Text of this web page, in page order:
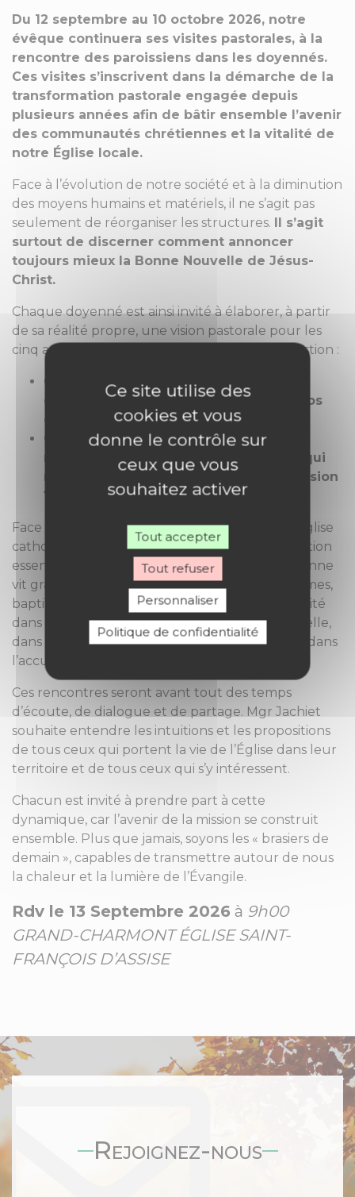
Du 12 septembre au 10 octobre 2026, notre
évêque continuera ses visites pastorales, à la
rencontre des paroissiens dans les doyennés.
Ces visites s’inscrivent dans la démarche de la
transformation pastorale engagée depuis
plusieurs années afin de bâtir ensemble l’avenir
des communautés chrétiennes et la vitalité de
notre Église locale.
Face à l’évolution de notre société et à la diminution
des moyens humains et matériels, il ne s’agit pas
seulement de réorganiser les structures. Il s’agit
surtout de discerner comment annoncer
toujours mieux la Bonne Nouvelle de Jésus-
Christ.
Chaque doyenné est ainsi invité à élaborer, à partir
de sa réalité propre, une vision pastorale pour les
cinq années à venir, autour d’une double question :
Comment faire grandir localement un
esprit missionnaire et fraternel dans nos
communautés ?
Comment renforcer les lieux de
rassemblement et de ressourcement qui
nourrissent la foi et soutiennent la mission
?
Face à la diminution du nombre de prêtres, l’Église
catholique est appelée à retrouver une conviction
essentielle de sa foi : une communauté chrétienne
vit grâce à l’engagement de femmes et d’hommes,
baptisés, qui prennent leur part de responsabilité
dans la vie de prière comme dans la vie fraternelle,
dans l’annonce de l’Évangile, dans la solidarité, dans
l’accueil, dans la transmission de la foi.
Ces rencontres seront avant tout des temps
d’écoute, de dialogue et de partage. Mgr Jachiet
souhaite entendre les intuitions et les propositions
de tous ceux qui portent la vie de l’Église dans leur
territoire et de tous ceux qui s’y intéressent.
Chacun est invité à prendre part à cette
dynamique, car l’avenir de la mission se construit
ensemble. Plus que jamais, soyons les « brasiers de
demain », capables de transmettre autour de nous
la chaleur et la lumière de l’Évangile.
Rdv le 13 Septembre 2026 à 9h00
GRAND-CHARMONT ÉGLISE SAINT-
FRANÇOIS D’ASSISE
Rejoignez-nous
Ce site utilise des
cookies et vous
donne le contrôle sur
ceux que vous
souhaitez activer
Tout accepter
Tout refuser
Personnaliser
Politique de confidentialité